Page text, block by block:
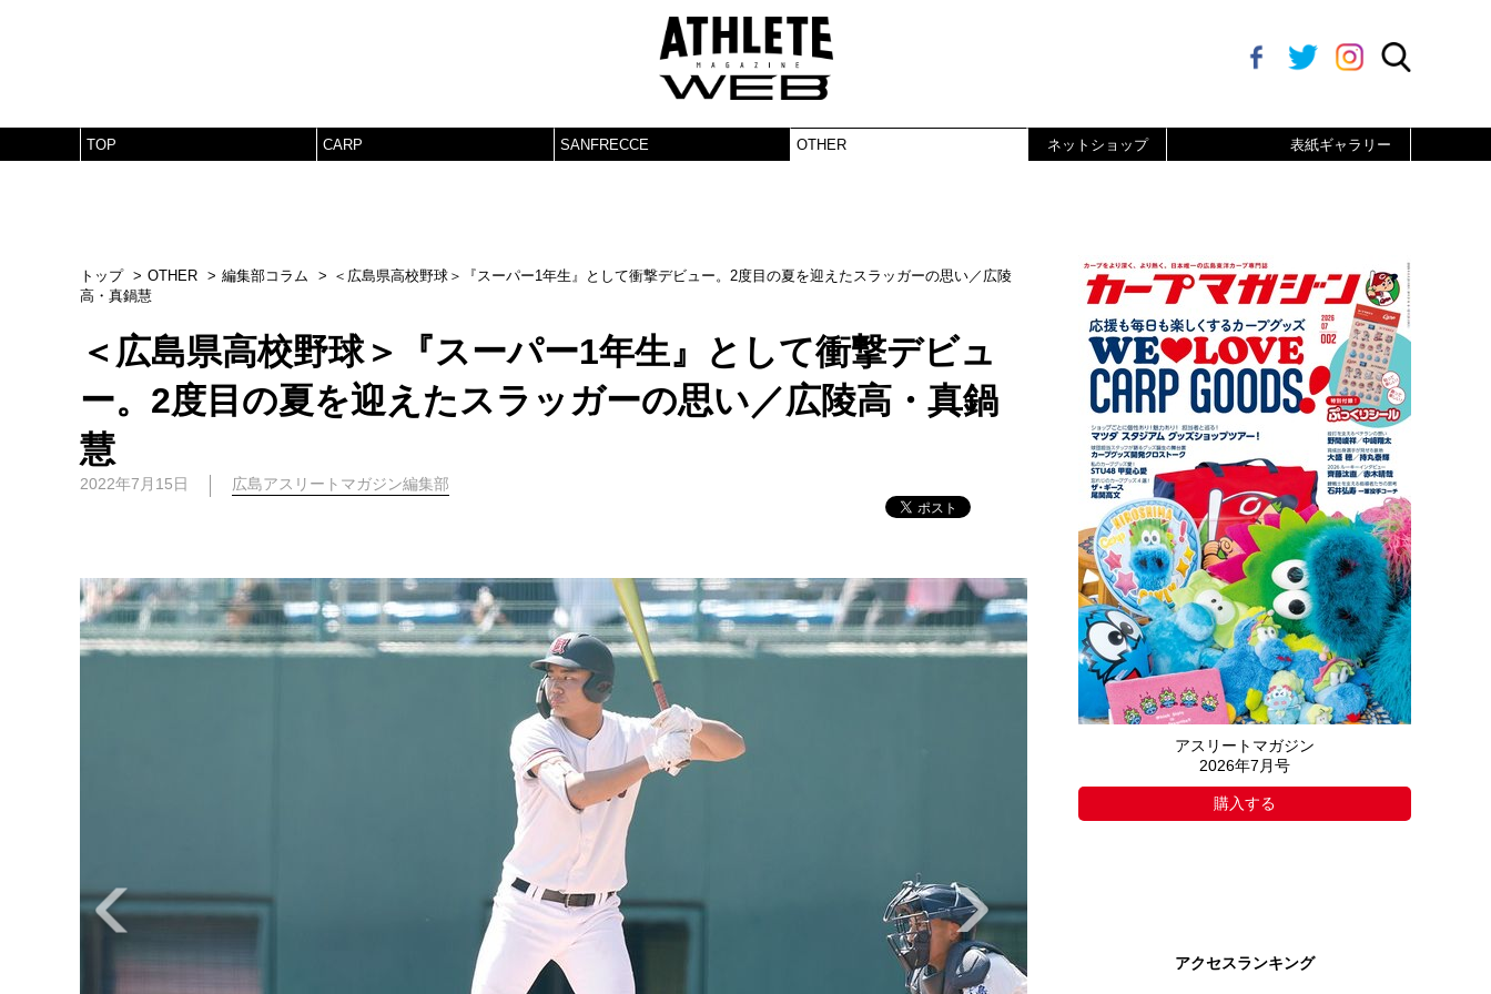
TOP CARP SANFRECCE OTHER ネットショップ 表紙ギャラリー
トップ OTHER 編集部コラム
＜広島県高校野球＞『スーパー1年生』として衝撃デビュー。2度目の夏を迎えたスラッガーの思い／広陵
高・真鍋慧
＜広島県高校野球＞『スーパー1年生』として衝撃デビュ
ー。2度目の夏を迎えたスラッガーの思い／広陵高・真鍋
慧
2022年7月15日 広島アスリートマガジン編集部
アスリートマガジン
2026年7月号
購入する
アクセスランキング